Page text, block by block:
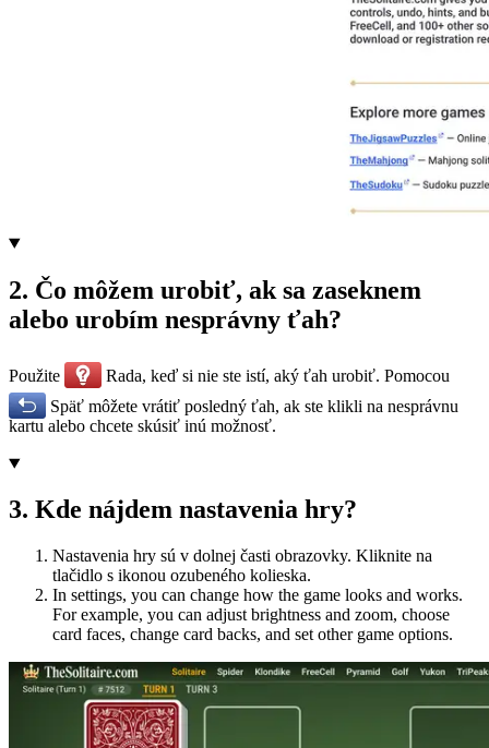
2. Čo môžem urobiť, ak sa zaseknem
alebo urobím nesprávny ťah?
Použite
Rada, keď si nie ste istí, aký ťah urobiť. Pomocou
Späť môžete vrátiť posledný ťah, ak ste klikli na nesprávnu
kartu alebo chcete skúsiť inú možnosť.
3. Kde nájdem nastavenia hry?
Nastavenia hry sú v dolnej časti obrazovky. Kliknite na
tlačidlo s ikonou ozubeného kolieska.
In settings, you can change how the game looks and works.
For example, you can adjust brightness and zoom, choose
card faces, change card backs, and set other game options.